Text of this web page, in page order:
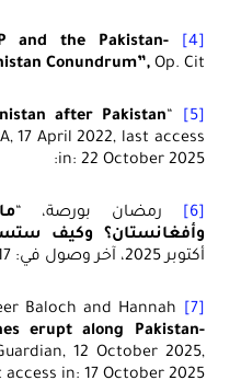
[4]
Aarish U. Khan, “
and the Pakistan-
Conundrum”, Op. Cit.
[5]
“
after Pakistan
17 April 2022, last access
in: 22 October 2025:
[6] رمضان بورصة، “
وأفغانستان؟ وكيف
أكتوبر 2025، آخر وصول في: 17 أكتوبر 2025:
[7]
Baloch and Hannah
erupt along Pakistan-
12 October 2025,
access in: 17 October 2025: